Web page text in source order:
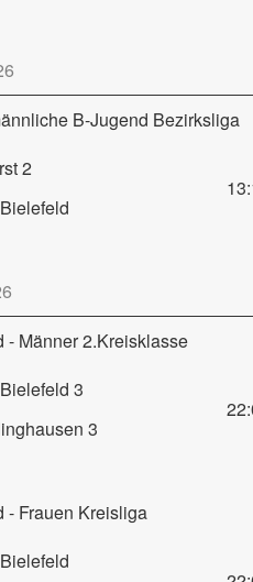
B-Jugend Bezirksliga
2
- Männer 2.Kreisklasse
3
3
- Frauen Kreisliga